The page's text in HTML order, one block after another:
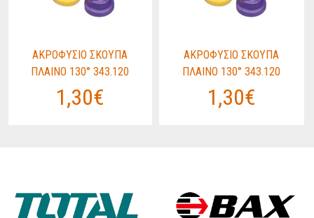
ΑΚΡΟΦΥΣΙΟ ΣΚΟΥΠΑ
ΠΛΑΙΝΟ 130° 343.120
1,30€
ΑΚΡΟΦΥΣΙΟ ΣΚΟΥΠΑ
ΠΛΑΙΝΟ 130° 343.120
1,30€